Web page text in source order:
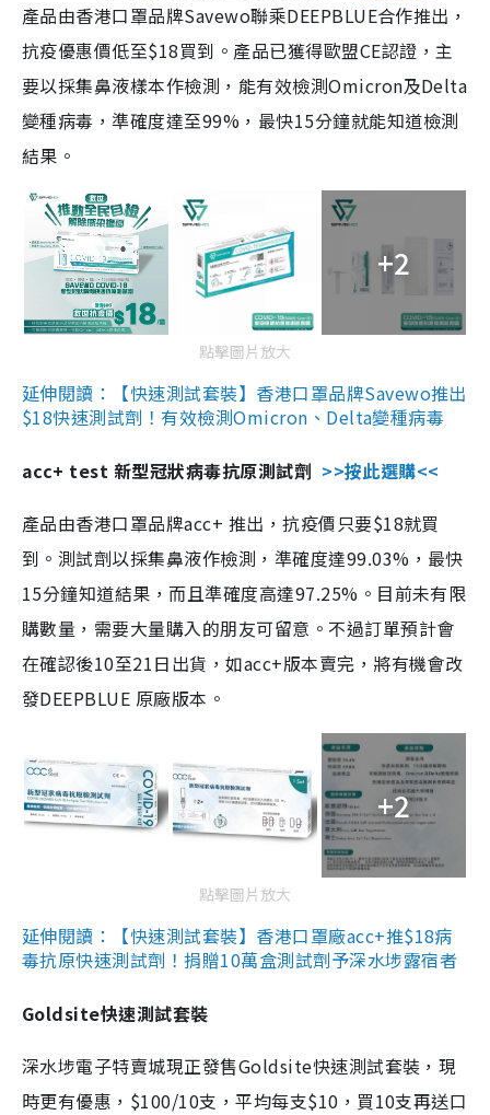
產品由香港口罩品牌Savewo聯乘DEEPBLUE合作推出，
抗疫優惠價低至$18買到。產品已獲得歐盟CE認證，主
要以採集鼻液樣本作檢測，能有效檢測Omicron及Delta
變種病毒，準確度達至99%，最快15分鐘就能知道檢測
結果。
+2
點擊圖片放大
延伸閱讀：【快速測試套裝】香港口罩品牌Savewo推出
$18快速測試劑！有效檢測Omicron、Delta變種病毒
acc+ test 新型冠狀病毒抗原測試劑 >>按此選購<<
產品由香港口罩品牌acc+ 推出，抗疫價只要$18就買
到。測試劑以採集鼻液作檢測，準確度達99.03%，最快
15分鐘知道結果，而且準確度高達97.25%。目前未有限
購數量，需要大量購入的朋友可留意。不過訂單預計會
在確認後10至21日出貨，如acc+版本賣完，將有機會改
發DEEPBLUE 原廠版本。
+2
點擊圖片放大
延伸閱讀：【快速測試套裝】香港口罩廠acc+推$18病
毒抗原快速測試劑！捐贈10萬盒測試劑予深水埗露宿者
Goldsite快速測試套裝
深水埗電子特賣城現正發售Goldsite快速測試套裝，現
時更有優惠，$100/10支，平均每支$10，買10支再送口